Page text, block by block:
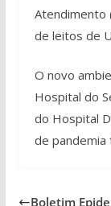
Atendimento
de leitos de
O novo
Hospital do
do Hospital
de pandemia
Boletim